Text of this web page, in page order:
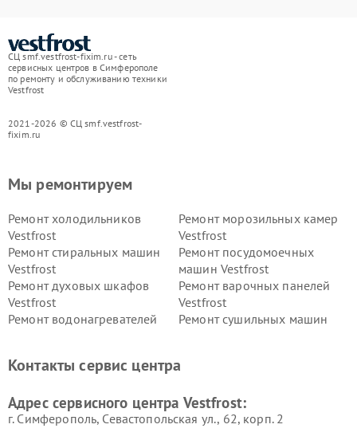
СЦ smf.vestfrost-fixim.ru - сеть
сервисных центров в Симферополе
по ремонту и обслуживанию техники
Vestfrost
2021-2026 © СЦ smf.vestfrost-
fixim.ru
Мы ремонтируем
Ремонт холодильников
Vestfrost
Ремонт морозильных камер
Vestfrost
Ремонт стиральных машин
Vestfrost
Ремонт посудомоечных
машин Vestfrost
Ремонт духовых шкафов
Vestfrost
Ремонт варочных панелей
Vestfrost
Ремонт водонагревателей
Ремонт сушильных машин
Vestfrost
Контакты сервис центра
Адрес сервисного центра Vestfrost:
г. Симферополь, Севастопольская ул., 62, корп. 2